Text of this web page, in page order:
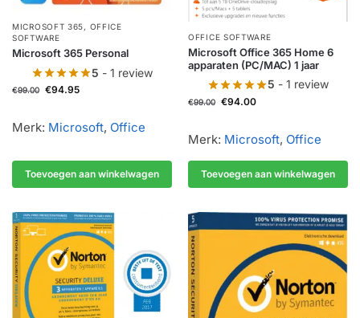
MICROSOFT 365, OFFICE
SOFTWARE
Microsoft 365 Personal
5 - 1 review
€99.00 €94.95
Merk: Microsoft, Office
Toevoegen aan winkelwagen
OFFICE SOFTWARE
Microsoft Office 365 Home 6
apparaten (PC/MAC) 1 jaar
5 - 1 review
€99.00 €94.00
Merk: Microsoft, Office
Toevoegen aan winkelwagen